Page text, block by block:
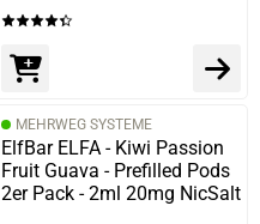
MEHRWEG SYSTEME
ElfBar ELFA - Kiwi Passion
Fruit Guava - Prefilled Pods
2er Pack - 2ml 20mg NicSalt